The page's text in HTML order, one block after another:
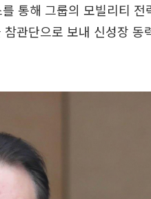
통해 그룹의 모빌리티 전
관단으로 보내 신성장 동